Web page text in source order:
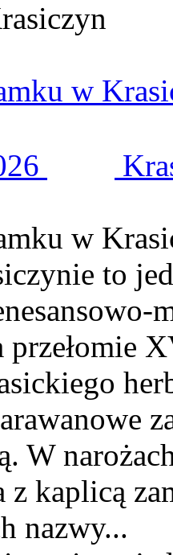
w
w
to
przełomie
W
z kaplicą
nazwy...